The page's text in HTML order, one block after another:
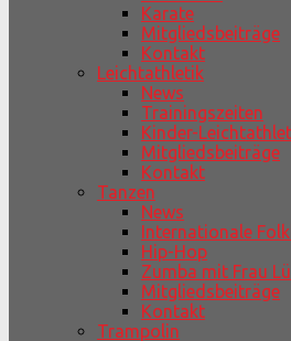
Karate
Mitgliedsbeiträge
Kontakt
Leichtathletik
News
Trainingszeiten
Kinder-
Mitgliedsbeiträge
Kontakt
Tanzen
News
Internationale
Hip-Hop
Zumba mit Frau
Mitgliedsbeiträge
Kontakt
Trampolin